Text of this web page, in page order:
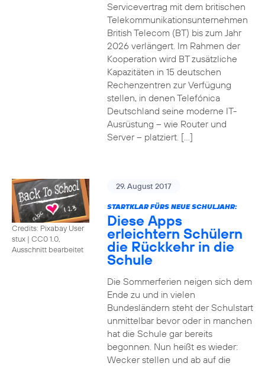
Servicevertrag mit dem britischen
Telekommunikationsunternehmen
British Telecom (BT) bis zum Jahr
2026 verlängert. Im Rahmen der
Kooperation wird BT zusätzliche
Kapazitäten in 15 deutschen
Rechenzentren zur Verfügung
stellen, in denen Telefónica
Deutschland seine moderne IT-
Ausrüstung – wie Router und
Server – platziert. […]
Credits: Pixabay User
stux | CC0 1.0,
Ausschnitt bearbeitet
29. August 2017
STARTKLAR FÜRS NEUE SCHULJAHR:
Diese Apps
erleichtern Schülern
die Rückkehr in die
Schule
Die Sommerferien neigen sich dem
Ende zu und in vielen
Bundesländern steht der Schulstart
unmittelbar bevor oder in manchen
hat die Schule gar bereits
begonnen. Nun heißt es wieder:
Wecker stellen und ab auf die